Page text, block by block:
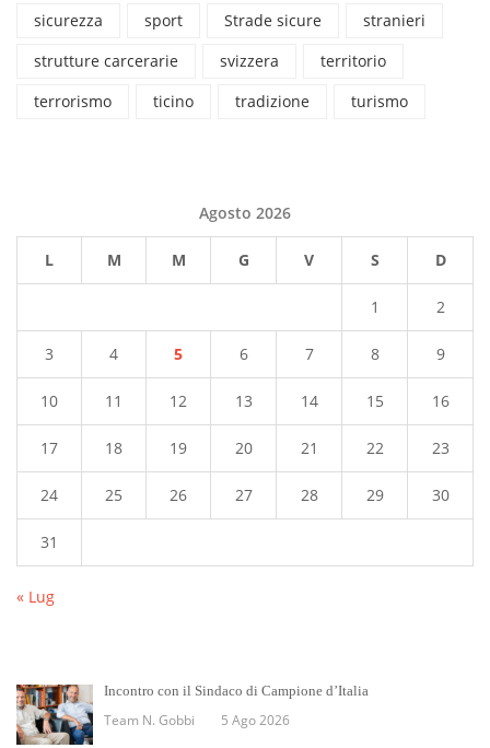
sicurezza
sport Strade sicure
stranieri
strutture carcerarie
svizzera
territorio
terrorismo
ticino tradizione turismo
Agosto 2026
L M M G V S D
1 2
3 4 5 6 7 8 9
10 11 12 13 14 15 16
17 18 19 20 21 22 23
24 25 26 27 28 29 30
31
« Lug
Incontro con il Sindaco di Campione d’Italia
Team N. Gobbi 5 Ago 2026